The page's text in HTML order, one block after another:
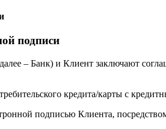
подписи
– Банк) и Клиент заключают
кредита/карты с
подписью Клиента,